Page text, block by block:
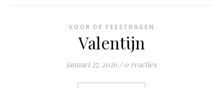
VOOR DE FEESTDAGEN
Valentijn
januari 27, 2026 / 0 reacties